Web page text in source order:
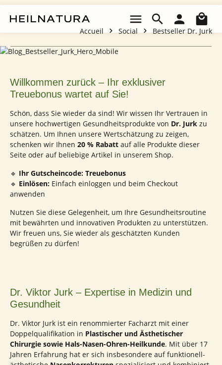
Accueil Social Bestseller Dr. Jurk
Hochwertigen Gesundheitsprodukte von Dr. Jurk 20% Rabatt mit
20% Rabatt mit dem Gutscheincode
Willkommen zurück – Ihr exklusiver
Treuebonus wartet auf Sie!
Schön, dass Sie wieder da sind! Wir wissen Ihr Vertrauen in
unsere hochwertigen Gesundheitsprodukte von Dr. Jurk zu
schätzen. Um Ihnen unsere Wertschätzung zu zeigen,
schenken wir Ihnen 20 % Rabatt auf alle Produkte dieser
Seite oder auf beliebige Artikel in unserem Shop.
🔹 Ihr Gutscheincode: Treuebonus
🔹 Einlösen: Einfach einloggen und beim Checkout
anwenden
Nutzen Sie diese Gelegenheit, um Ihre Gesundheitsroutine
mit bewährten und innovativen Produkten zu unterstützen.
Wir freuen uns, Sie wieder als geschätzten Kunden
begrüßen zu dürfen!
Dr. Viktor Jurk – Expertise in Medizin und
Gesundheit
Dr. Viktor Jurk ist ein renommierter Facharzt mit einer
Doppelqualifikation in Plastischer und Ästhetischer
Chirurgie sowie Hals-Nasen-Ohren-Heilkunde. Mit über 17
Jahren Erfahrung hat er sich insbesondere auf funktionell-